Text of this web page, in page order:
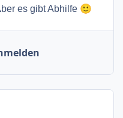
es gibt Abhilfe 🙂